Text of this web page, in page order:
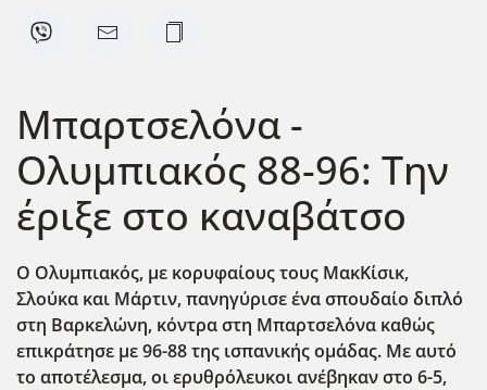
Μπαρτσελόνα -
Ολυμπιακός 88-96: Την
έριξε στο καναβάτσο
Ο Ολυμπιακός, με κορυφαίους τους ΜακΚίσικ,
Σλούκα και Μάρτιν, πανηγύρισε ένα σπουδαίο διπλό
στη Βαρκελώνη, κόντρα στη Μπαρτσελόνα καθώς
επικράτησε με 96-88 της ισπανικής ομάδας. Με αυτό
το αποτέλεσμα, οι ερυθρόλευκοι ανέβηκαν στο 6-5,